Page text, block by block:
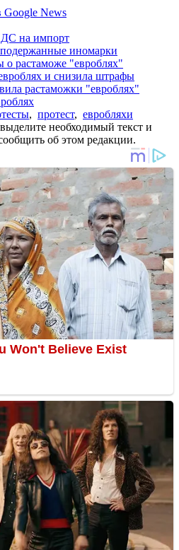
Google News
на импорт
иномарки
о растаможе "евроблях"
и снизила штрафы
растаможки "евроблях"
, протест, евробляхи
необходимый текст и
об этом редакции.